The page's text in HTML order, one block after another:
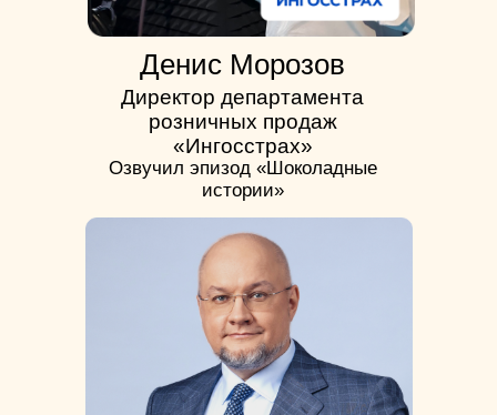
Озвучил эпизод «Шоколадные
истории»
Директор департамента
розничных продаж
«Ингосстрах»
Денис Морозов